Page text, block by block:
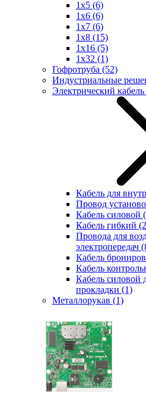
1x5 (6)
1x6 (6)
1x7 (6)
1x8 (15)
1x16 (5)
1x32 (1)
Гофротруба (52)
Индустриальные
Электрический кабель
Кабель для
Провод
Кабель силовой
Кабель гибкий
Провода для
электропередач
Кабель
Кабель
Кабель силовой
прокладки (1)
Металлорукав (1)